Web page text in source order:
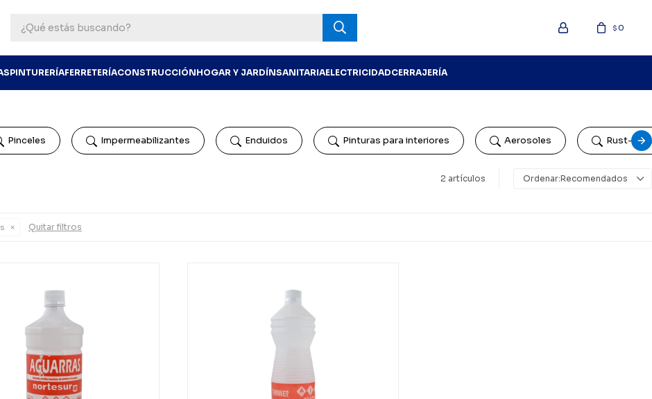
PINTURERÍAFERRETERÍACONSTRUCCIÓNHOGAR Y JARDÍNSANITARIAELECTRICIDADCERRAJERÍA
$0
Pinceles Impermeabilizantes Enduidos Pinturas para interiores Aerosoles Rust-
2 artículos Recomendados
Quitar filtros